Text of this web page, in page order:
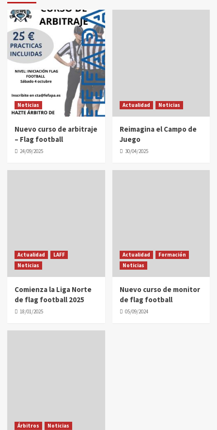
Noticias
Nuevo curso de arbitraje
– Flag football
24/09/2025
Actualidad Noticias
Reimagina el Campo de
Juego
30/04/2025
Actualidad
LAFF
Noticias
Comienza la Liga Norte
de flag football 2025
18/01/2025
Actualidad
Formación
Noticias
Nuevo curso de monitor
de flag football
05/09/2024
Árbitros Noticias